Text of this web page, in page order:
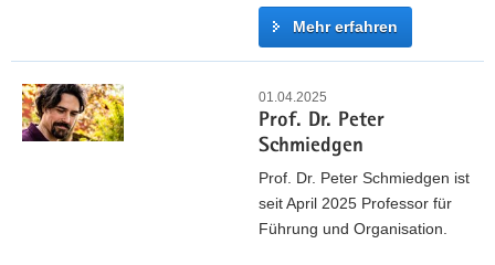
i
m
a
n
n
Mehr erfahren
r
a
n
k
a
M
01.04.2025
Prof. Dr. Peter
Schmiedgen
Prof. Dr. Peter Schmiedgen ist
seit April 2025 Professor für
Führung und Organisation.